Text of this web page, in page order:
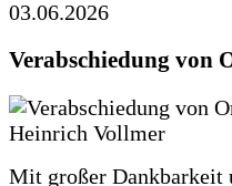
03.06.2026
Verabschiedung von
Mit großer Dankbarkeit